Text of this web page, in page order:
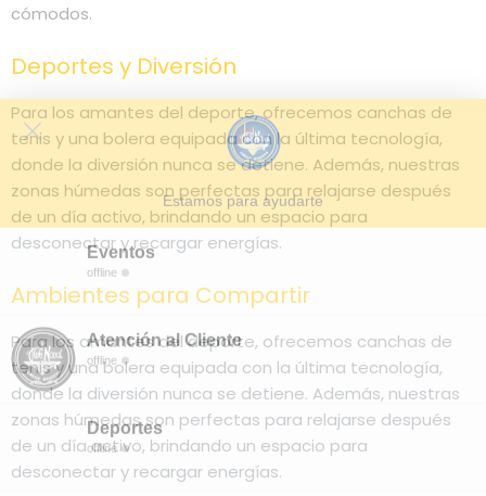
cómodos.
Deportes y Diversión
Para los amantes del deporte, ofrecemos canchas de
tenis y una bolera equipada con la última tecnología,
donde la diversión nunca se detiene. Además, nuestras
zonas húmedas son perfectas para relajarse después
de un día activo, brindando un espacio para
desconectar y recargar energías.
Ambientes para Compartir
Para los amantes del deporte, ofrecemos canchas de
tenis y una bolera equipada con la última tecnología,
donde la diversión nunca se detiene. Además, nuestras
zonas húmedas son perfectas para relajarse después
de un día activo, brindando un espacio para
desconectar y recargar energías.